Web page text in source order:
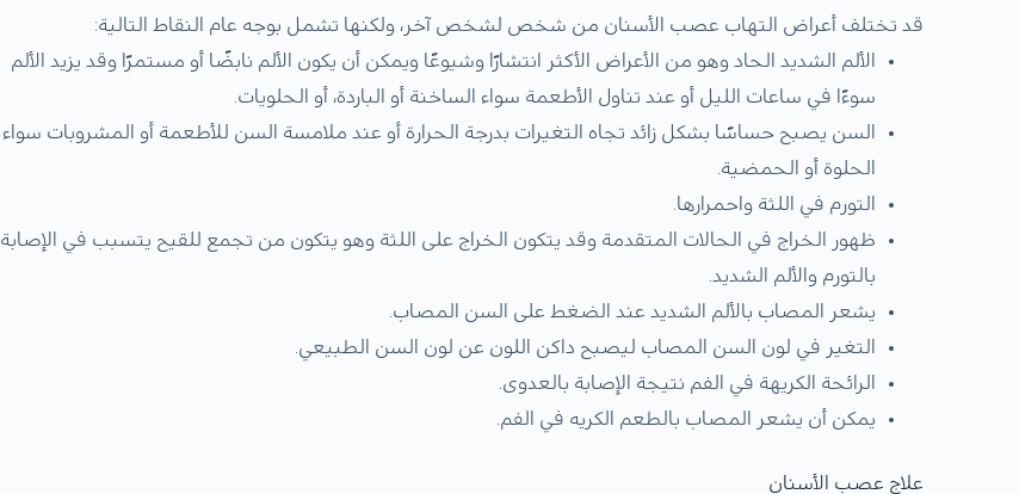
قد تختلف أعراض التهاب عصب الأسنان من شخص لشخص آخر، ولكنها تشمل بوجه عام النقاط التالية:
الألم الشديد الحاد وهو من الأعراض الأكثر انتشارًا وشيوعًا ويمكن أن يكون الألم نابضًا أو مستمرًا وقد يزيد الألم
سوءًا في ساعات الليل أو عند تناول الأطعمة سواء الساخنة أو الباردة، أو الحلويات.
السن يصبح حساسًا بشكل زائد تجاه التغيرات بدرجة الحرارة أو عند ملامسة السن للأطعمة أو المشروبات سواء
الحلوة أو الحمضية.
التورم في اللثة واحمرارها.
ظهور الخراج في الحالات المتقدمة وقد يتكون الخراج على اللثة وهو يتكون من تجمع للقيح يتسبب في الإصابة
بالتورم والألم الشديد.
يشعر المصاب بالألم الشديد عند الضغط على السن المصاب.
التغير في لون السن المصاب ليصبح داكن اللون عن لون السن الطبيعي.
الرائحة الكريهة في الفم نتيجة الإصابة بالعدوى.
يمكن أن يشعر المصاب بالطعم الكريه في الفم.
علاج عصب الأسنان